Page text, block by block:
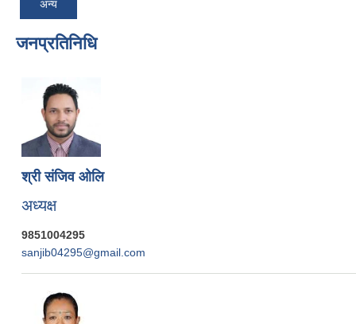
अन्य
जनप्रतिनिधि
श्री संजिव ओलि
अध्यक्ष
9851004295
sanjib04295@gmail.com